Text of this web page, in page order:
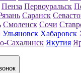
Пенза Первоуральск
Саранск
Смоленск Сочи
Ульяновск Хабаровск
Сахалинск Якутия